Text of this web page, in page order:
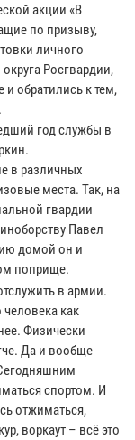
акции «В
по призыву,
личного
Росгвардии,
обратились к тем,
год службы в
в различных
места. Так, на
гвардии
Павел
домой он и
поприще.
в армии.
как
Физически
Да и вообще
спортом. И
отжиматься,
воркаут – всё это